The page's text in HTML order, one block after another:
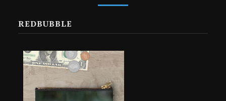
REDBUBBLE